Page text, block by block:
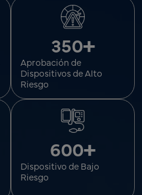
350+
Aprobación de
Dispositivos de Alto
Riesgo
600+
Dispositivo de Bajo
Riesgo